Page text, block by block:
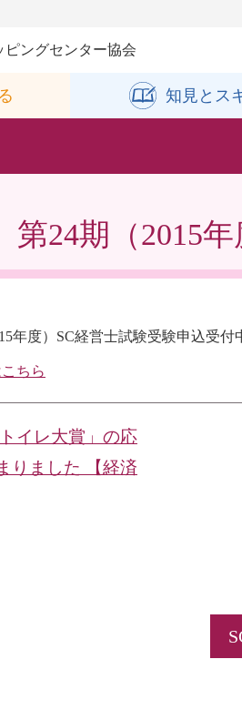
ングセンター協会
知見と ス
第24期（2015
年度）SC経営士試験受験申込受付
ちら
トイレ大賞」の応
りました 【経済